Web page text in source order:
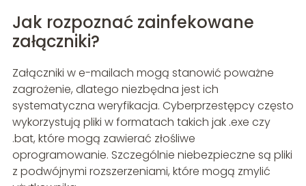
Jak rozpoznać zainfekowane
załączniki?
Załączniki w e-mailach mogą stanowić poważne
zagrożenie, dlatego niezbędna jest ich
systematyczna weryfikacja. Cyberprzestępcy często
wykorzystują pliki w formatach takich jak .exe czy
.bat, które mogą zawierać złośliwe
oprogramowanie. Szczególnie niebezpieczne są pliki
z podwójnymi rozszerzeniami, które mogą zmylić